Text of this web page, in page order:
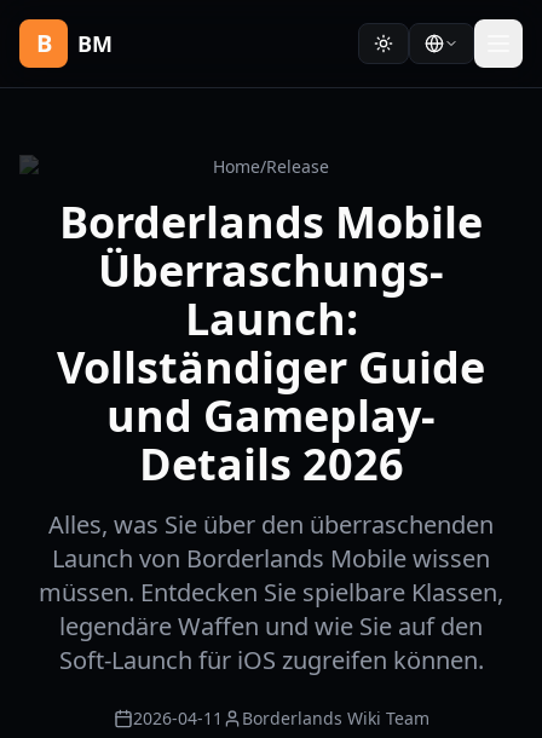
B BM
Home/Release
Borderlands Mobile
Überraschungs-
Launch:
Vollständiger Guide
und Gameplay-
Details 2026
Alles, was Sie über den überraschenden
Launch von Borderlands Mobile wissen
müssen. Entdecken Sie spielbare Klassen,
legendäre Waffen und wie Sie auf den
Soft-Launch für iOS zugreifen können.
2026-04-11 Borderlands Wiki Team